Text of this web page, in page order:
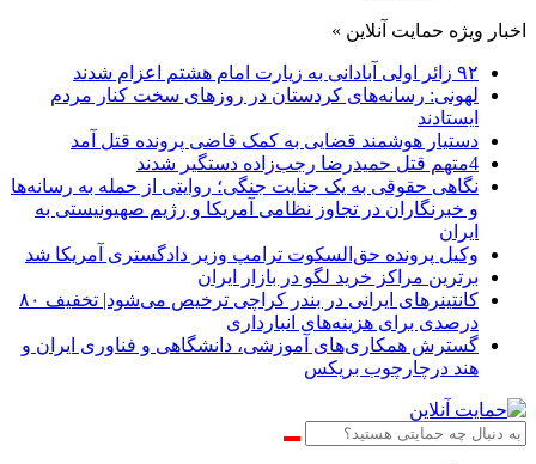
اخبار ویژه حمایت آنلاین »
۹۲ زائر اولی آبادانی به زیارت امام هشتم اعزام شدند
لهونی: رسانه‌های کردستان در روزهای سخت کنار مردم
ایستادند
دستیار هوشمند قضایی به کمک قاضی پرونده قتل آمد
4متهم قتل حمیدرضا رجب‌زاده دستگیر شدند
نگاهی حقوقی به یک جنایت جنگی؛ روایتی از حمله به رسانه‌ها
و خبرنگاران در تجاوز نظامی آمریکا و رژیم صهیونیستی به
ایران
وکیل پرونده حق‌السکوت ترامپ وزیر دادگستری آمریکا شد
برترین مراکز خرید لگو در بازار ایران
کانتینرهای ایرانی در بندر کراچی ترخیص می‌شود| تخفیف ۸۰
درصدی برای هزینه‌های انبارداری
گسترش همکاری‌های آموزشی، دانشگاهی و فناوری ایران و
هند درچارچوب بریکس